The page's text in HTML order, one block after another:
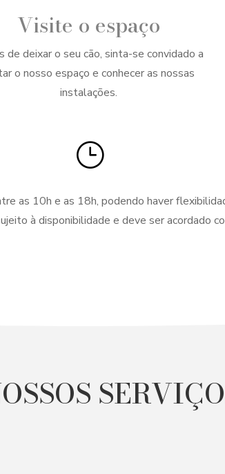
Visite o espaço
de deixar o seu cão, sinta-se convidado a
o nosso espaço e conhecer as nossas
instalações.
}
as 10h e as 18h, podendo haver
à disponibilidade e deve ser acordado